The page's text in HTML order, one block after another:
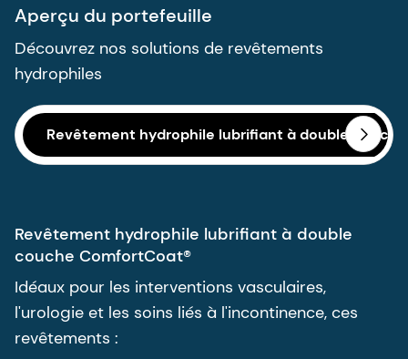
Aperçu du portefeuille
Découvrez nos solutions de revêtements
hydrophiles
Revêtement hydrophile lubrifiant à double
Revêtement hydrophile lubrifiant à double
couche ComfortCoat®
Idéaux pour les interventions vasculaires,
l'urologie et les soins liés à l'incontinence, ces
revêtements :